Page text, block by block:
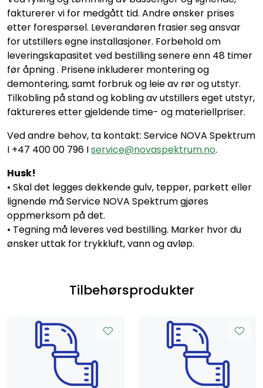
fakturerer vi for medgått tid. Andre ønsker prises
etter forespørsel. Leverandøren frasier seg ansvar
for utstillers egne installasjoner. Forbehold om
leveringskapasitet ved bestilling senere enn 48 timer
før åpning . Prisene inkluderer montering og
demontering, samt forbruk og leie av rør og utstyr.
Tilkobling på stand og kobling av utstillers eget utstyr,
faktureres etter gjeldende time- og materiellpriser.
Ved andre behov, ta kontakt: Service NOVA Spektrum
I +47 400 00 796 Iservice@novaspektrum.no.
Husk!
• Skal det legges dekkende gulv, tepper, parkett eller
lignende må Service NOVA Spektrum gjøres
oppmerksom på det.
• Tegning må leveres ved bestilling. Marker hvor du
ønsker uttak for trykkluft, vann og avløp.
Tilbehørsprodukter